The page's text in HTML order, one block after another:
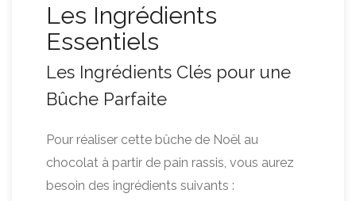
Les Ingrédients
Essentiels
Les Ingrédients Clés pour une
Bûche Parfaite
Pour réaliser cette bûche de Noël au
chocolat à partir de pain rassis, vous aurez
besoin des ingrédients suivants :